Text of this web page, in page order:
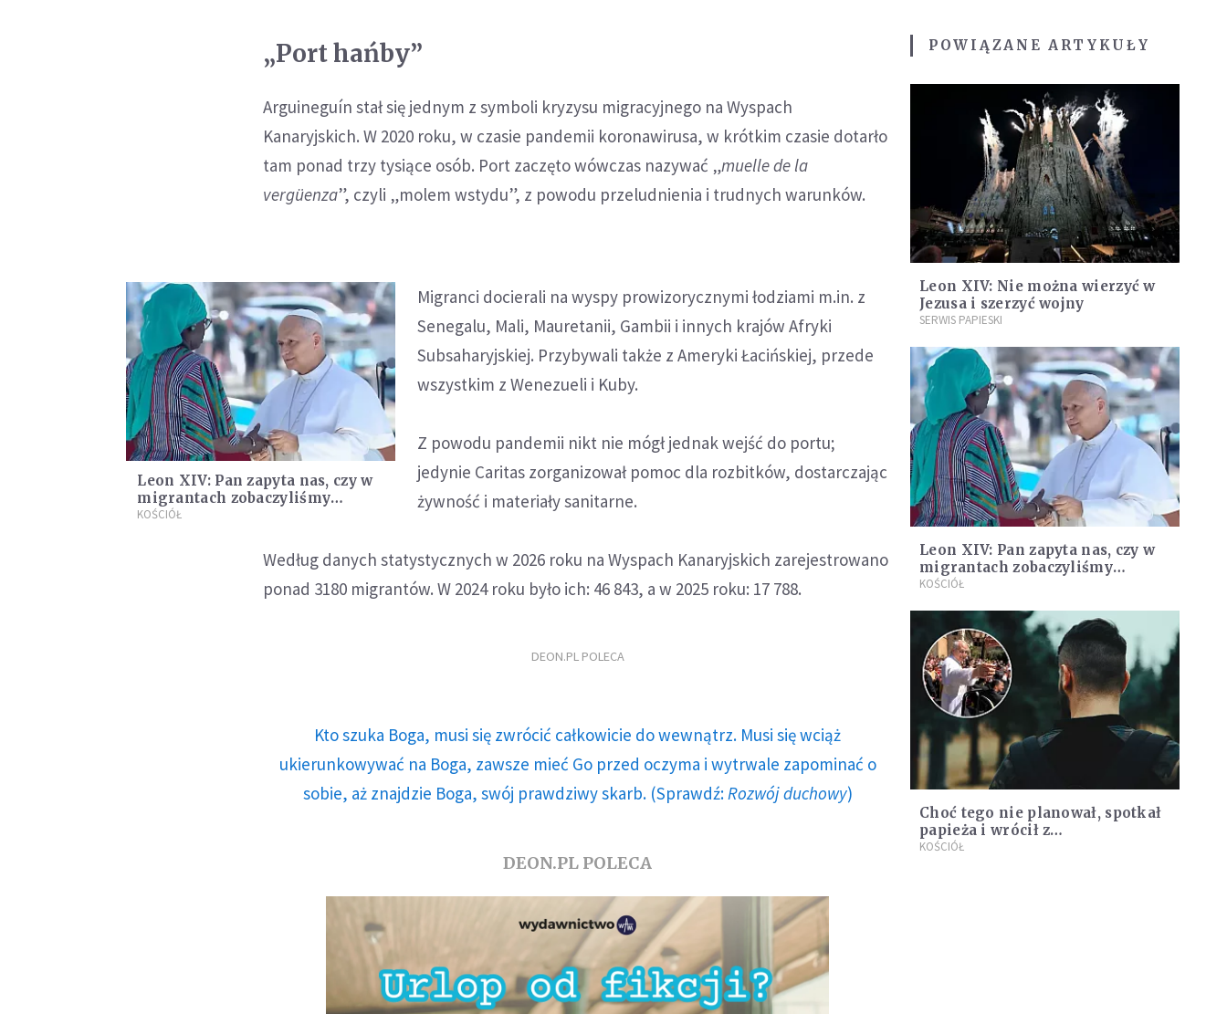
„Port hańby”
Arguineguín stał się jednym z symboli kryzysu migracyjnego na Wyspach
Kanaryjskich. W 2020 roku, w czasie pandemii koronawirusa, w krótkim czasie dotarło
tam ponad trzy tysiące osób. Port zaczęto wówczas nazywać „muelle de la
vergüenza”, czyli „molem wstydu”, z powodu przeludnienia i trudnych warunków.
Leon XIV: Pan zapyta nas, czy w
migrantach zobaczyliśmy
Chrystusa. Ocean nie może stać
KOŚCIÓŁ
Migranci docierali na wyspy prowizorycznymi łodziami m.in. z
Senegalu, Mali, Mauretanii, Gambii i innych krajów Afryki
Subsaharyjskiej. Przybywali także z Ameryki Łacińskiej, przede
wszystkim z Wenezueli i Kuby.
Z powodu pandemii nikt nie mógł jednak wejść do portu;
jedynie Caritas zorganizował pomoc dla rozbitków, dostarczając
żywność i materiały sanitarne.
Według danych statystycznych w 2026 roku na Wyspach Kanaryjskich zarejestrowano
ponad 3180 migrantów. W 2024 roku było ich: 46 843, a w 2025 roku: 17 788.
DEON.PL POLECA
Kto szuka Boga, musi się zwrócić całkowicie do wewnątrz. Musi się wciąż
ukierunkowywać na Boga, zawsze mieć Go przed oczyma i wytrwale zapominać o
sobie, aż znajdzie Boga, swój prawdziwy skarb. (Sprawdź: Rozwój duchowy)
DEON.PL POLECA
POWIĄZANE ARTYKUŁY
Leon XIV: Nie można wierzyć w
Jezusa i szerzyć wojny
SERWIS PAPIESKI
Leon XIV: Pan zapyta nas, czy w
migrantach zobaczyliśmy
Chrystusa. Ocean nie może stać
KOŚCIÓŁ
Choć tego nie planował, spotkał
papieża i wrócił z
"najwspanialszym prezentem",
KOŚCIÓŁ